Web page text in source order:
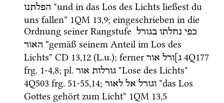
הפלתנו "und in das Los des Lichts ließest du
uns fallen" 1QM 13,9; eingeschrieben in die
Ordnung seiner Rangstufe
כפי נחלתו בגורל
האור "gemäß seinem Anteil im Los des
Lichts" CD 13,12 (L.u.); ferner ג]ורל אור
4Q177
frg. 1-4,8; pl. גורלות אור
4Q503 frg. 51-55,14; וגורל אל לאור
"das Los
Gottes gehört zum Licht" 1QM 13,5